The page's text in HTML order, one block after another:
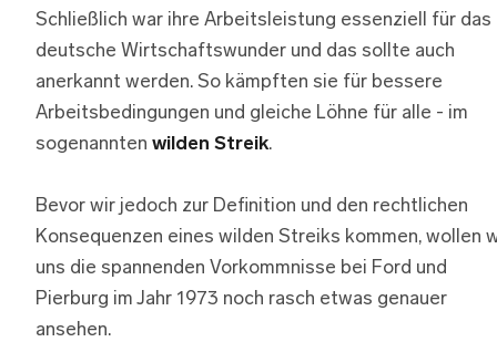
Schließlich war ihre Arbeitsleistung essenziell für das
deutsche Wirtschaftswunder und das sollte auch
anerkannt werden. So kämpften sie für bessere
Arbeitsbedingungen und gleiche Löhne für alle - im
sogenannten wilden Streik.
Bevor wir jedoch zur Definition und den rechtlichen
Konsequenzen eines wilden Streiks kommen, wollen
uns die spannenden Vorkommnisse bei Ford und
Pierburg im Jahr 1973 noch rasch etwas genauer
ansehen.